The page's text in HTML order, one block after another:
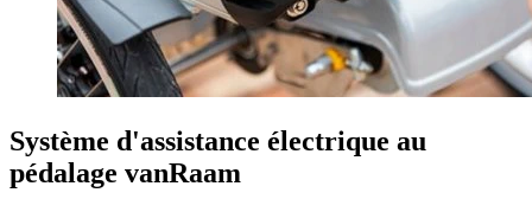
Système d'assistance électrique au
pédalage vanRaam